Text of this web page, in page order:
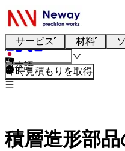
サービス 材料
日本語
即時見積もりを取得
積層造形部